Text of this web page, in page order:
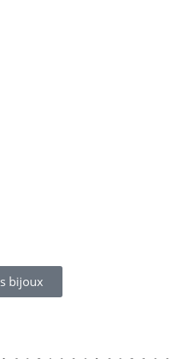
bijoux